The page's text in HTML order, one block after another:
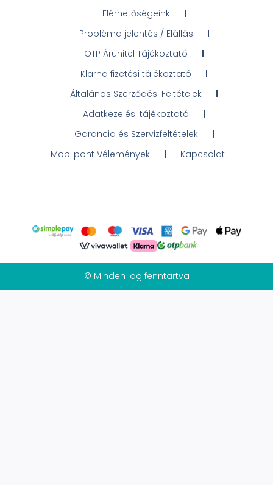
Elérhetőségeink
Probléma jelentés / Elállás
OTP Áruhitel Tájékoztató
Klarna fizetési tájékoztató
Általános Szerződési Feltételek
Adatkezelési tájékoztató
Garancia és Szervizfeltételek
Mobilpont Vélemények
Kapcsolat
© Minden jog fenntartva